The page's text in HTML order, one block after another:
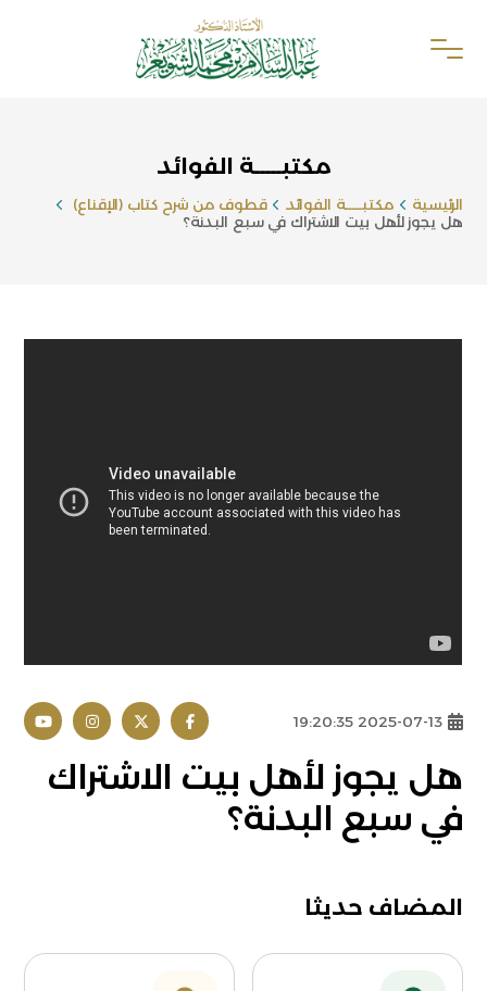
مكتبـــــة الفوائد
الرئيسية مكتبـــــة الفوائد
قطوف من شرح كتاب (الإقناع)
هل يجوز لأهل بيت الاشتراك في سبع البدنة؟
2025-07-13 19:20:35
هل يجوز لأهل بيت الاشتراك
في سبع البدنة؟
المضاف حديثا